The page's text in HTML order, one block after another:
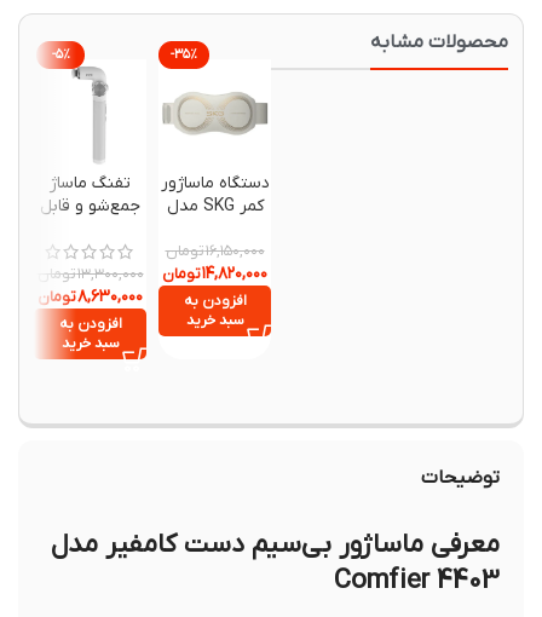
محصولات مشابه
دستگاه ماساژور
کمر SKG مدل
۱۶,۱۵۰,۰۰۰تومان
۱۴,۸۲۰,۰۰۰تومان
افزودن به
سبد خرید
-۳۵%
تفنگ ماساژ
جمع‌شو و قابل
Mini
۱۳,۳۰۰,۰۰۰تومان
۸,۶۳۰,۰۰۰تومان
افزودن به
سبد خرید
توضیحات
معرفی ماساژور بی‌سیم دست کامفیر مدل
Comfier 4403